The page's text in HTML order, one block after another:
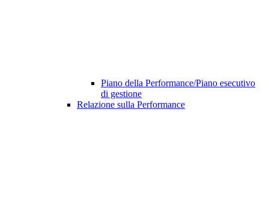
Piano della Performance/Piano esecutivo
di gestione
Relazione sulla Performance